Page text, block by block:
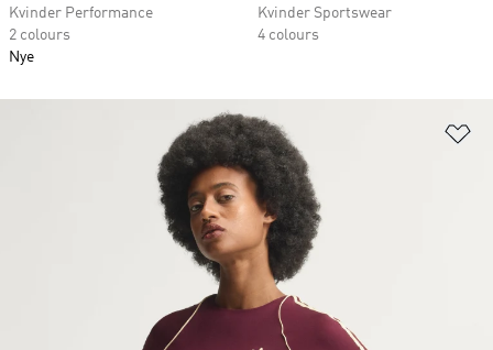
Kvinder Performance
2 colours
Nye
Kvinder Sportswear
4 colours